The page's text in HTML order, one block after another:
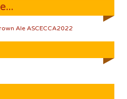
Ale ASCECCA2022